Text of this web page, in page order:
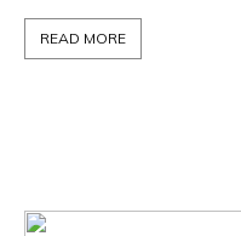
READ MORE